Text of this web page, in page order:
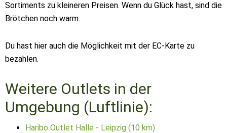
Sortiments zu kleineren Preisen. Wenn du Glück hast, sind die
Brötchen noch warm.
Du hast hier auch die Möglichkeit mit der EC-Karte zu
bezahlen.
Weitere Outlets in der
Umgebung (Luftlinie):
Haribo Outlet Halle - Leipzig (10 km)